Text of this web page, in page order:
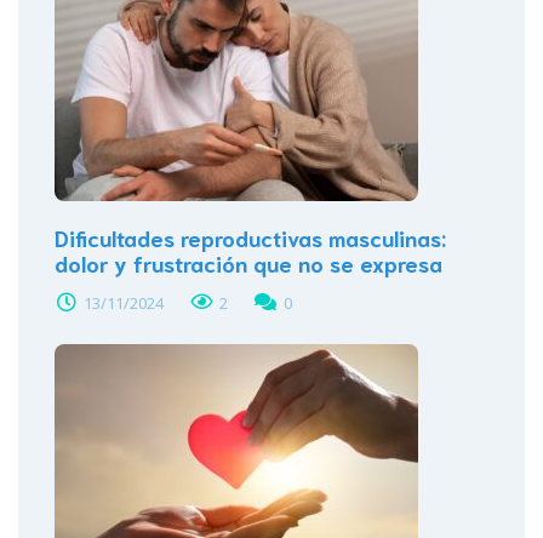
Dificultades reproductivas masculinas:
dolor y frustración que no se expresa
13/11/2024 2 0